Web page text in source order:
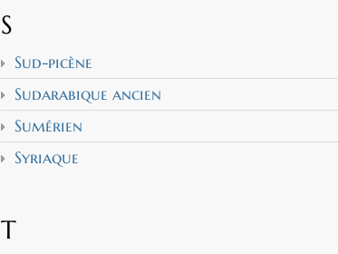
S
Sud-picène
Sudarabique ancien
Sumérien
Syriaque
T